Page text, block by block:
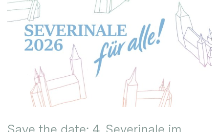
Save the date: 4. Severinale im